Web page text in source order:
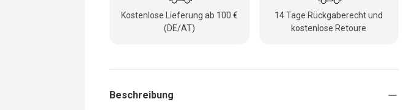
Kostenlose Lieferung ab 100 €
(DE/AT)
14 Tage Rückgaberecht und
kostenlose Retoure
Beschreibung